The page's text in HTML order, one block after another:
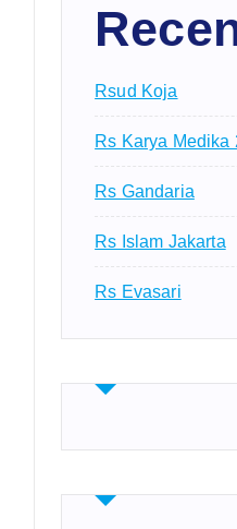
Rsud Koja
Rs Karya Medika
Rs Gandaria
Rs Islam Jakarta
Rs Evasari